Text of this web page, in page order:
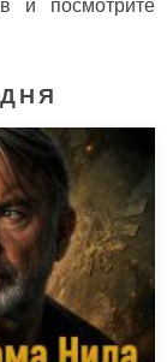
и посмотрите